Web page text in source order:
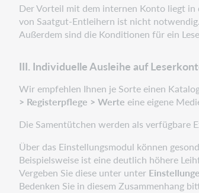
Der Vorteil mit dem internen Konto liegt
von Saatgut-Entleihern ist nicht
Außerdem sind die Konditionen für ein
III. Individuelle Ausleihe auf
Wir empfehlen Ihnen je Sorte einen
> Registerpflege > Werte eine eigene
Die Samentütchen werden als verfügbare
Über das Einstellungsmodul können
Beispielsweise ist eine deutlich höhere
Vergeben Sie diese unter unter
Bedenken Sie in diesem Zusammenhang